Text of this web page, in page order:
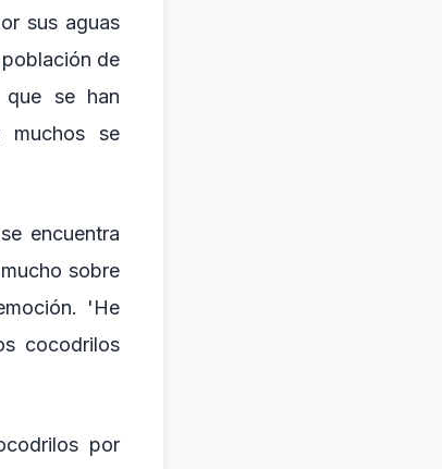
sus aguas
de
que se han
muchos se
encuentra
sobre
'He
cocodrilos
por